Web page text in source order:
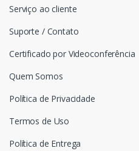
Serviço ao cliente
Suporte / Contato
Certificado por Videoconferência
Quem Somos
Política de Privacidade
Termos de Uso
Política de Entrega